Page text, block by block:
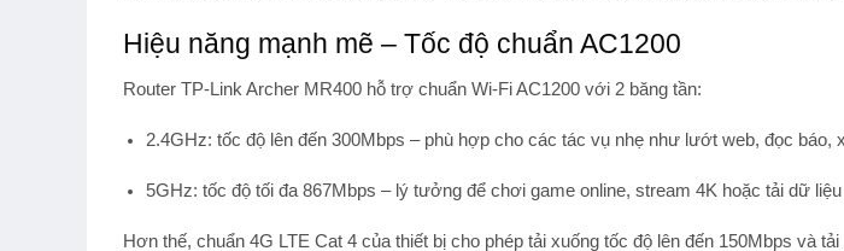
Hiệu năng mạnh mẽ – Tốc độ chuẩn AC1200
Router TP-Link Archer MR400 hỗ trợ chuẩn Wi-Fi AC1200 với 2 băng tần:
2.4GHz: tốc độ lên đến 300Mbps – phù hợp cho các tác vụ nhẹ như lướt web, đọc báo,
5GHz: tốc độ tối đa 867Mbps – lý tưởng để chơi game online, stream 4K hoặc tải dữ
Hơn thế, chuẩn 4G LTE Cat 4 của thiết bị cho phép tải xuống tốc độ lên đến 150Mbps và tải